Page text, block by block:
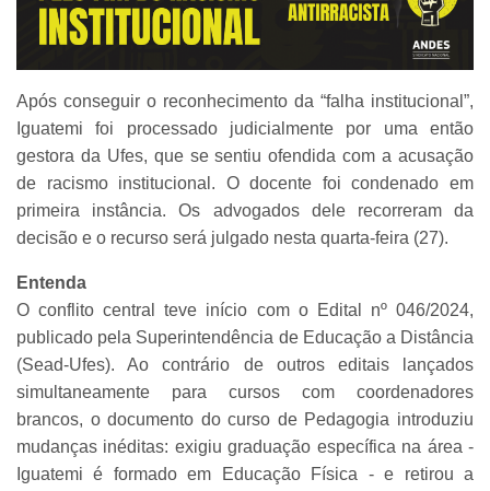
Após conseguir o reconhecimento da “falha institucional”,
Iguatemi foi processado judicialmente por uma então
gestora da Ufes, que se sentiu ofendida com a acusação
de racismo institucional. O docente foi condenado em
primeira instância. Os advogados dele recorreram da
decisão e o recurso será julgado nesta quarta-feira (27).
Entenda
O conflito central teve início com o Edital nº 046/2024,
publicado pela Superintendência de Educação a Distância
(Sead-Ufes). Ao contrário de outros editais lançados
simultaneamente para cursos com coordenadores
brancos, o documento do curso de Pedagogia introduziu
mudanças inéditas: exigiu graduação específica na área -
Iguatemi é formado em Educação Física - e retirou a